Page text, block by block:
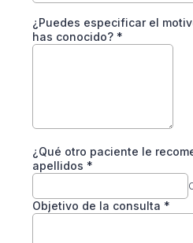
¿Puedes especificar el
has conocido? *
¿Qué otro paciente le
apellidos *
Objetivo de la consulta *